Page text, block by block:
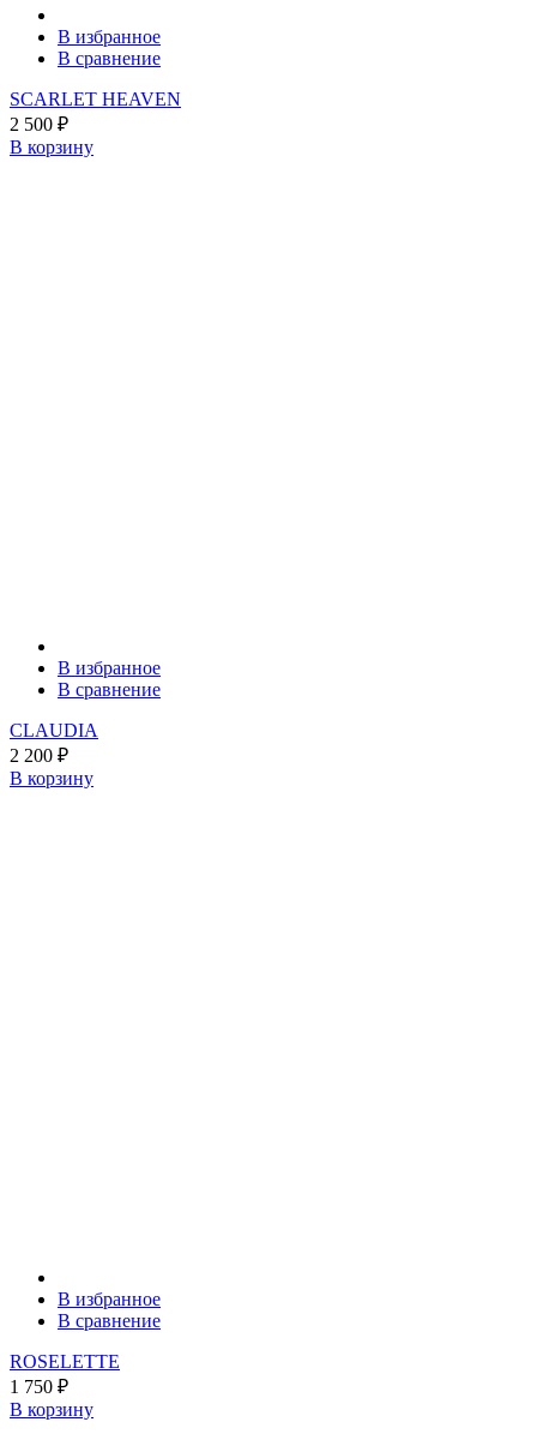
В избранное
В сравнение
SCARLET HEAVEN
2 500 ₽
В корзину
В избранное
В сравнение
CLAUDIA
2 200 ₽
В корзину
В избранное
В сравнение
ROSELETTE
1 750 ₽
В корзину